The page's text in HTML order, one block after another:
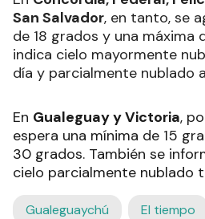
San Salvador, en tanto, se
de 18 grados y una máxima
indica cielo mayormente
día y parcialmente nublado
En Gualeguay y Victoria,
espera una mínima de 15
30 grados. También se
cielo parcialmente nublado
Gualeguaychú El tiempo